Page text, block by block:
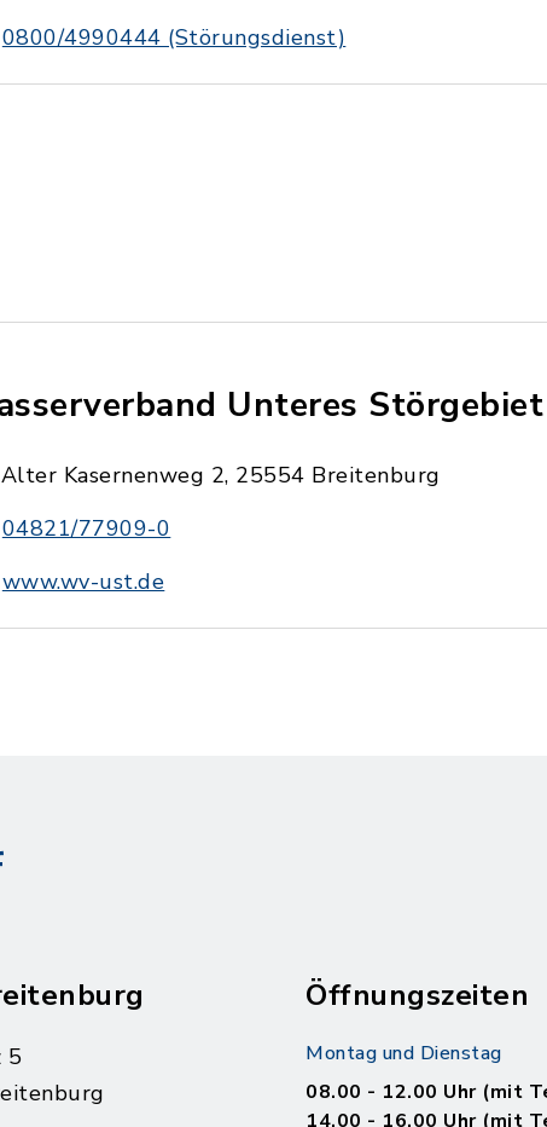
0800/4990444 (Störungsdienst)
Unteres Störgebiet
Alter Kasernenweg 2, 25554 Breitenburg
04821/77909-0
www.wv-ust.de
5
Öffnungszeiten
Montag und Dienstag
08.00 - 12.00 Uhr (mit
14.00 - 16.00 Uhr (mit